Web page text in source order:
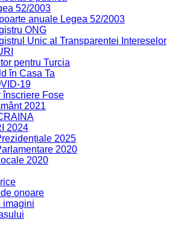
52/2003
anuale Legea 52/2003
ONG
Unic al Transparentei Intereselor
pentru Turcia
în Casa Ta
19
înscriere Fose
2021
2024
2025
2020
2020
onoare
imagini